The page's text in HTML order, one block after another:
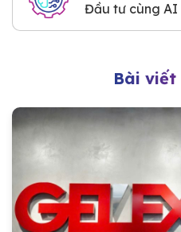
Đầu tư cùng AI
Bài viết